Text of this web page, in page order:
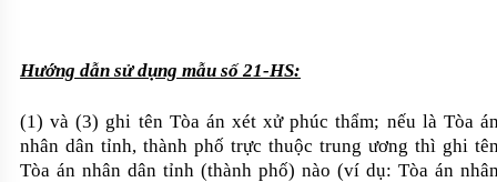
Hướng dẫn sử dụng mẫu số 21-HS:
(1) và (3) ghi tên Tòa án xét xử phúc thẩm; nếu là Tòa
nhân dân tỉnh, thành phố trực thuộc trung ương thì ghi
Tòa án nhân dân tỉnh (thành phố) nào (ví dụ: Tòa án